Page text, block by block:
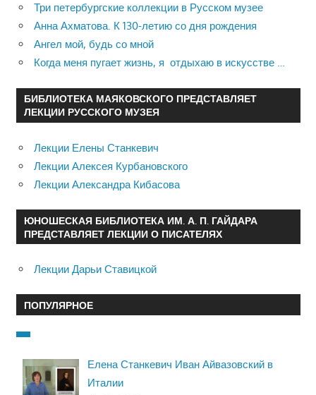
Три петербургские коллекции в Русском музее
Анна Ахматова. К 130-летию со дня рождения
Ангел мой, будь со мной
Когда меня пугает жизнь, я отдыхаю в искусстве …
БИБЛИОТЕКА МАЯКОВСКОГО ПРЕДСТАВЛЯЕТ
ЛЕКЦИИ РУССКОГО МУЗЕЯ
Лекции Елены Станкевич
Лекции Алексея Курбановского
Лекции Александра Кибасова
ЮНОШЕСКАЯ БИБЛИОТЕКА ИМ. А. П. ГАЙДАРА
ПРЕДСТАВЛЯЕТ ЛЕКЦИИ О ПИСАТЕЛЯХ
Лекции Дарьи Ставицкой
ПОПУЛЯРНОЕ
Елена Станкевич Иван Айвазовский в
Италии